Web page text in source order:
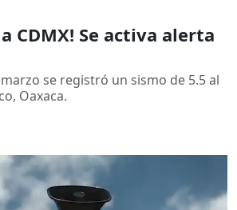
CDMX! Se activa alerta
se registró un sismo de 5.5 al
Oaxaca.